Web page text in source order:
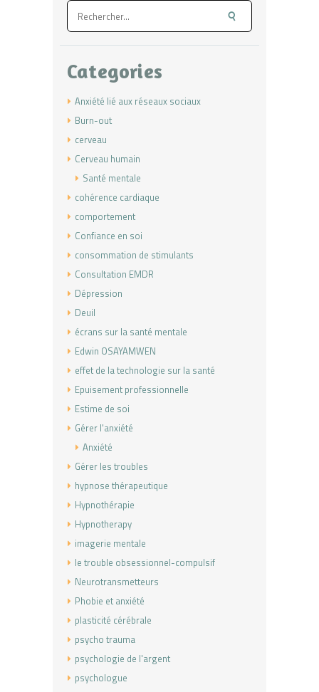
Rechercher :
Categories
Anxiété lié aux réseaux sociaux
Burn-out
cerveau
Cerveau humain
Santé mentale
cohérence cardiaque
comportement
Confiance en soi
consommation de stimulants
Consultation EMDR
Dépression
Deuil
écrans sur la santé mentale
Edwin OSAYAMWEN
effet de la technologie sur la santé
Epuisement professionnelle
Estime de soi
Gérer l'anxiété
Anxiété
Gérer les troubles
hypnose thérapeutique
Hypnothérapie
Hypnotherapy
imagerie mentale
le trouble obsessionnel-compulsif
Neurotransmetteurs
Phobie et anxiété
plasticité cérébrale
psycho trauma
psychologie de l'argent
psychologue